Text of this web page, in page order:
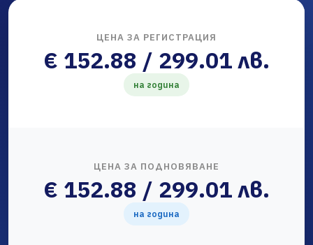
ЦЕНА ЗА РЕГИСТРАЦИЯ
€ 152.88 / 299.01 лв.
на година
ЦЕНА ЗА ПОДНОВЯВАНЕ
€ 152.88 / 299.01 лв.
на година